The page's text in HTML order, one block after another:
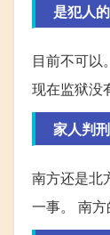
是犯人
目前不可以
现在监狱没
家人判
南方还是北
一事。 南方